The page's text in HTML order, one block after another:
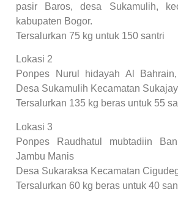
pasir Baros, desa Sukamulih,
kabupaten Bogor.
Tersalurkan 75 kg untuk 150 santri
Lokasi 2
Ponpes Nurul hidayah Al
Desa Sukamulih Kecamatan
Tersalurkan 135 kg beras untuk 55
Lokasi 3
Ponpes Raudhatul mubtadiin
Jambu Manis
Desa Sukaraksa Kecamatan
Tersalurkan 60 kg beras untuk 40